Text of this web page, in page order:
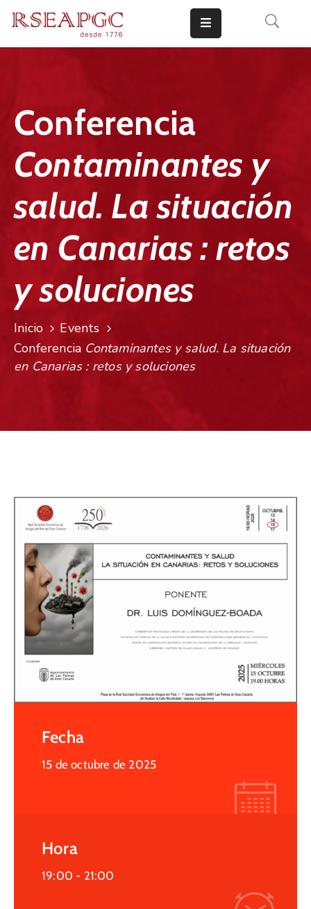
COMUNICADOS
CONOCERNOS
CONTACTO
Conferencia
Contaminantes y
salud. La situación
en Canarias : retos
y soluciones
Inicio
Events
Conferencia Contaminantes y salud. La situación
en Canarias : retos y soluciones
Fecha
15 de octubre de 2025
Hora
19:00 - 21:00